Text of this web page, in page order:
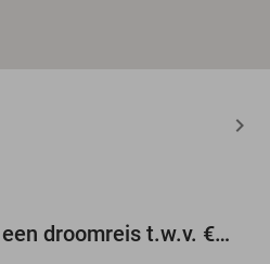
Maak gratis kans op een droomreis t.w.v. €3.000!